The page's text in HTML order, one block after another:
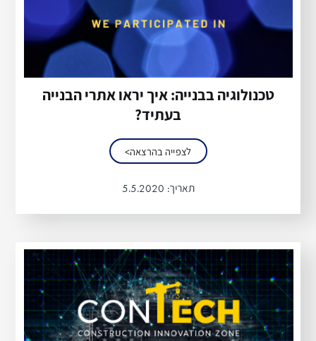
טכנולוגיה בבנייה: איך יראו אתרי הבנייה
בעתיד?
לצפייה בהרצאה>
תאריך: 5.5.2020